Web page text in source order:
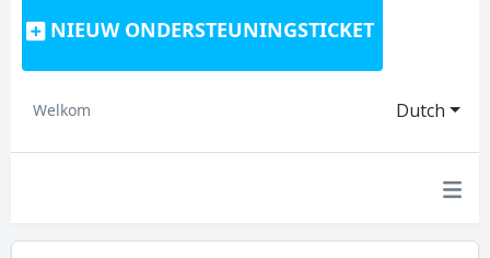
NIEUW ONDERSTEUNINGSTICKET
Dutch
Welkom